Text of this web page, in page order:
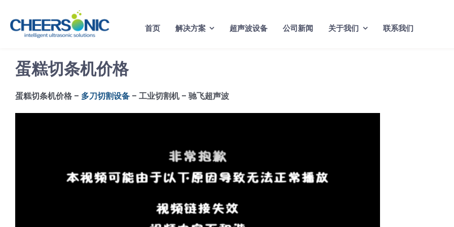
content
首页 解决方案 超声波设备 公司新闻 关于我们 联系我们
蛋糕切条机价格
蛋糕切条机价格 – 多刀切割设备 – 工业切割机 – 驰飞超声波